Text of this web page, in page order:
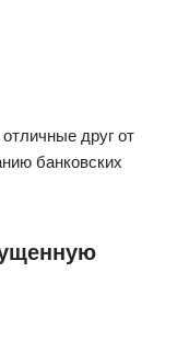
друг от
банковских